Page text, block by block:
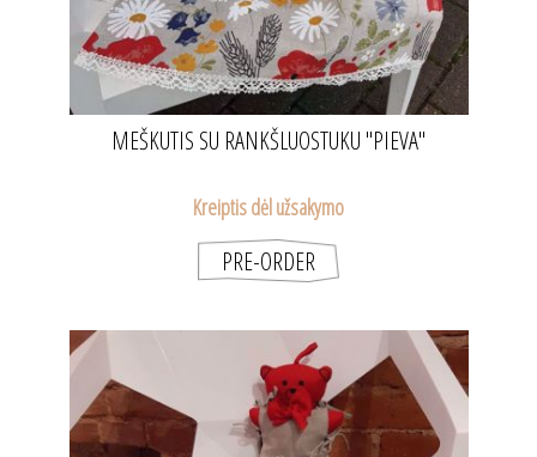
MEŠKUTIS SU RANKŠLUOSTUKU "PIEVA"
Kreiptis dėl užsakymo